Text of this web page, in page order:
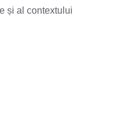
și al contextului